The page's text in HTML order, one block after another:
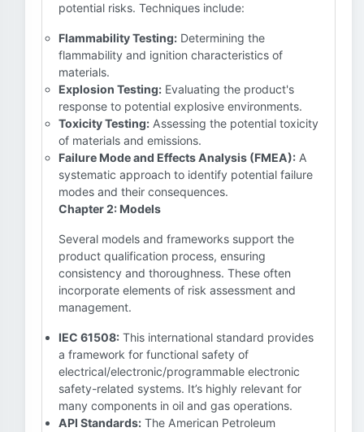
potential risks. Techniques include:
Flammability Testing: Determining the
flammability and ignition characteristics of
materials.
Explosion Testing: Evaluating the product's
response to potential explosive environments.
Toxicity Testing: Assessing the potential toxicity
of materials and emissions.
Failure Mode and Effects Analysis (FMEA): A
systematic approach to identify potential failure
modes and their consequences.
Chapter 2: Models
Several models and frameworks support the
product qualification process, ensuring
consistency and thoroughness. These often
incorporate elements of risk assessment and
management.
IEC 61508: This international standard provides
a framework for functional safety of
electrical/electronic/programmable electronic
safety-related systems. It’s highly relevant for
many components in oil and gas operations.
API Standards: The American Petroleum